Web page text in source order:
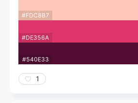
#FDC8B7
#DE356A
#540E33
1